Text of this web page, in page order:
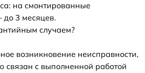
на смонтированные
3 месяцев.
случаем?
возникновение неисправности,
связан с выполненной работой